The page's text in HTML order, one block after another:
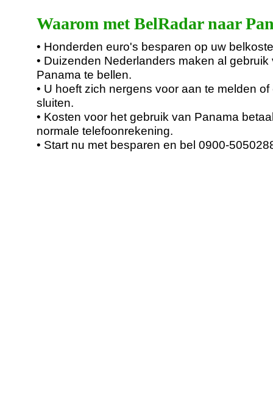
Waarom met BelRadar naar
• Honderden euro's besparen op uw
• Duizenden Nederlanders maken al
Panama te bellen.
• U hoeft zich nergens voor aan te melden
sluiten.
• Kosten voor het gebruik van Panama
normale telefoonrekening.
• Start nu met besparen en bel 0900-